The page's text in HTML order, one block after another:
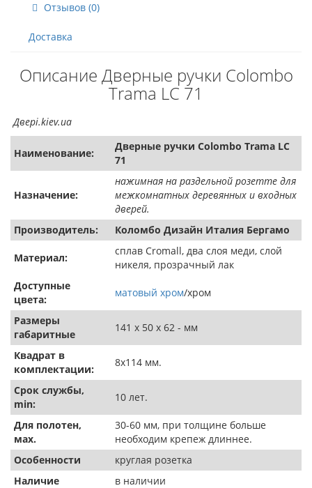
Отзывов (0)
Доставка
Описание Дверные ручки Colombo
Trama LC 71
Двері.kiev.ua
Наименование:
Дверные ручки Colombo Trama LC
71
Назначение:
нажимная на раздельной розетте для
межкомнатных деревянных и входных
дверей.
Производитель:
Коломбо Дизайн Италия Бергамо
Материал:
сплав Cromall, два слоя меди, слой
никеля, прозрачный лак
Доступные
цвета:
матовый хром/хром
Размеры
габаритные
141 х 50 х 62 - мм
Квадрат в
комплектации:
8х114 мм.
Срок службы,
min:
10 лет.
Для полотен,
мах.
30-60 мм, при толщине больше
необходим крепеж длиннее.
Особенности
круглая розетка
Наличие
в наличии